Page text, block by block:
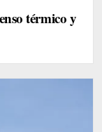
térmico y